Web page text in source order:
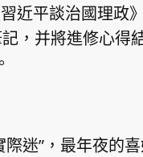
習近平談治國理政
，并將進修心得
迷”，最年夜的